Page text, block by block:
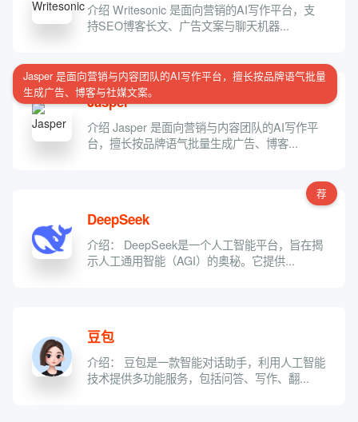
介绍 Writesonic 是面向营销的AI写作平台，支
持SEO博客长文、广告文案与聊天机器...
Jasper 是面向营销与内容团队的AI写作平台，擅长按品牌语气批量
生成广告、博客与社媒文案。
Jasper
介绍 Jasper 是面向营销与内容团队的AI写作平
台，擅长按品牌语气批量生成广告、博客...
荐
DeepSeek
介绍： DeepSeek是一个人工智能平台，旨在揭
示人工通用智能（AGI）的奥秘。它提供...
豆包
介绍： 豆包是一款智能对话助手，利用人工智能
技术提供多功能服务，包括问答、写作、翻...